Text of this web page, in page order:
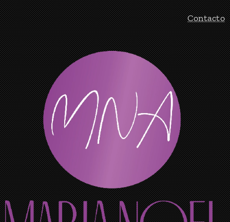
Contacto